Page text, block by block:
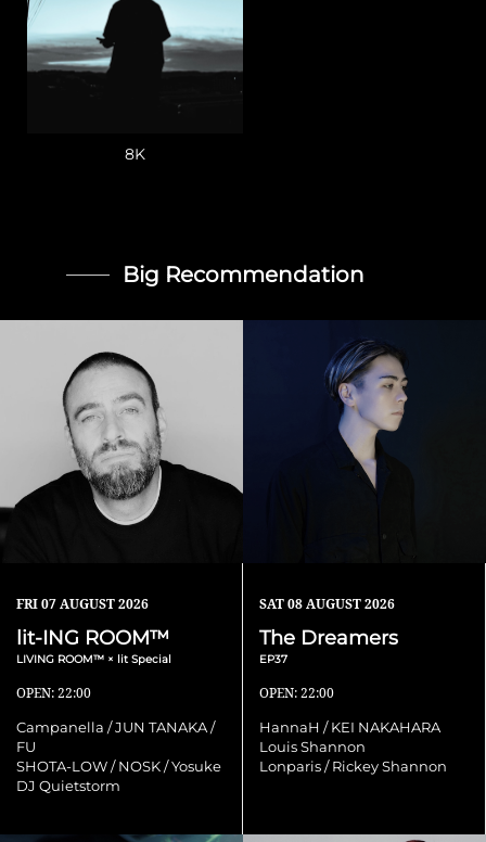
8K
Big Recommendation
FRI07 AUGUST 2026
lit-ING ROOM™
LIVING ROOM™ × lit Special
OPEN: 22:00
Campanella / JUN TANAKA /
FU
SHOTA-LOW / NOSK / Yosuke
DJ Quietstorm
SAT08 AUGUST 2026
The Dreamers
EP37
OPEN: 22:00
HannaH / KEI NAKAHARA
Louis Shannon
Lonparis / Rickey Shannon